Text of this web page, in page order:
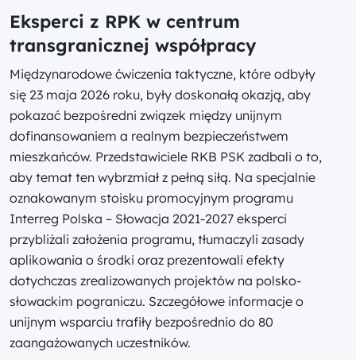
Eksperci z RPK w centrum
transgranicznej współpracy
Międzynarodowe ćwiczenia taktyczne, które odbyły
się 23 maja 2026 roku, były doskonałą okazją, aby
pokazać bezpośredni związek między unijnym
dofinansowaniem a realnym bezpieczeństwem
mieszkańców. Przedstawiciele RKB PSK zadbali o to,
aby temat ten wybrzmiał z pełną siłą. Na specjalnie
oznakowanym stoisku promocyjnym programu
Interreg Polska – Słowacja 2021-2027 eksperci
przybliżali założenia programu, tłumaczyli zasady
aplikowania o środki oraz prezentowali efekty
dotychczas zrealizowanych projektów na polsko-
słowackim pograniczu. Szczegółowe informacje o
unijnym wsparciu trafiły bezpośrednio do 80
zaangażowanych uczestników.